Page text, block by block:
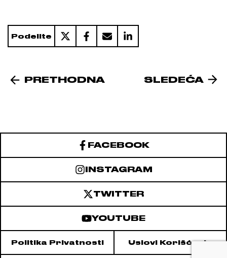
Podelite
PRETHODNA SLEDEĆA
FACEBOOK
INSTAGRAM
TWITTER
YOUTUBE
Politika Privatnosti Uslovi Korišćenja